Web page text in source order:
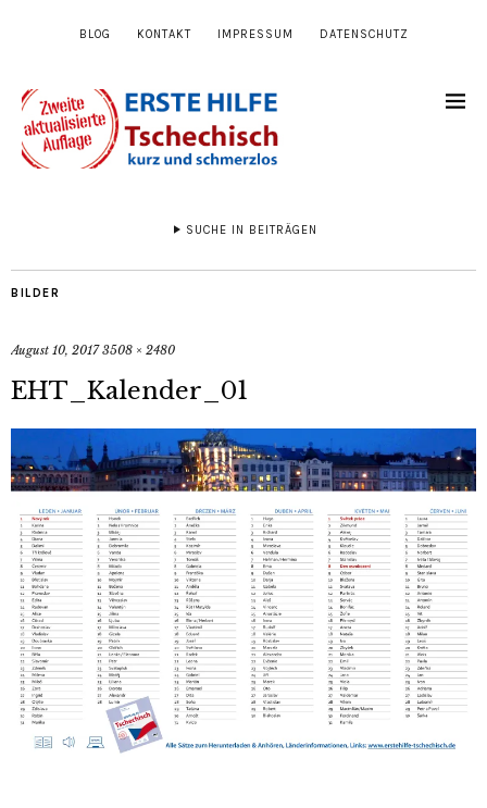
BLOG KONTAKT IMPRESSUM DATENSCHUTZ
SUCHE IN BEITRÄGEN
BILDER
August 10, 2017 3508 × 2480
EHT_Kalender_01